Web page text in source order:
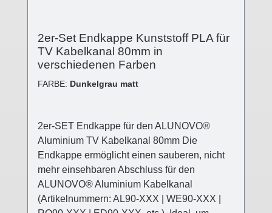
2er-Set Endkappe Kunststoff PLA für
TV Kabelkanal 80mm in
verschiedenen Farben
FARBE: Dunkelgrau matt
2er-SET Endkappe für den ALUNOVO®
Aluminium TV Kabelkanal 80mm Die
Endkappe ermöglicht einen sauberen, nicht
mehr einsehbaren Abschluss für den
ALUNOVO® Aluminium Kabelkanal
(Artikelnummern: AL90-XXX | WE90-XXX |